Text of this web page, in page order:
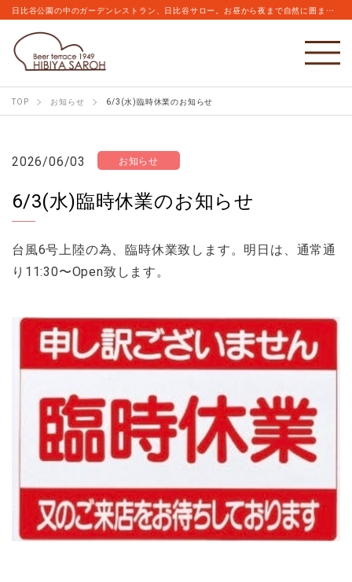
日比谷公園の中のガーデンレストラン、日比谷サロー。お昼から夜まで自然に囲まれながらこだわりのビールとお食事をお楽しみください。
TOP お知らせ 6/3(水)臨時休業のお知らせ
2026/06/03 お知らせ
6/3(水)臨時休業のお知らせ
台風6号上陸の為、臨時休業致します。明日は、通常通
り11:30〜Open致します。